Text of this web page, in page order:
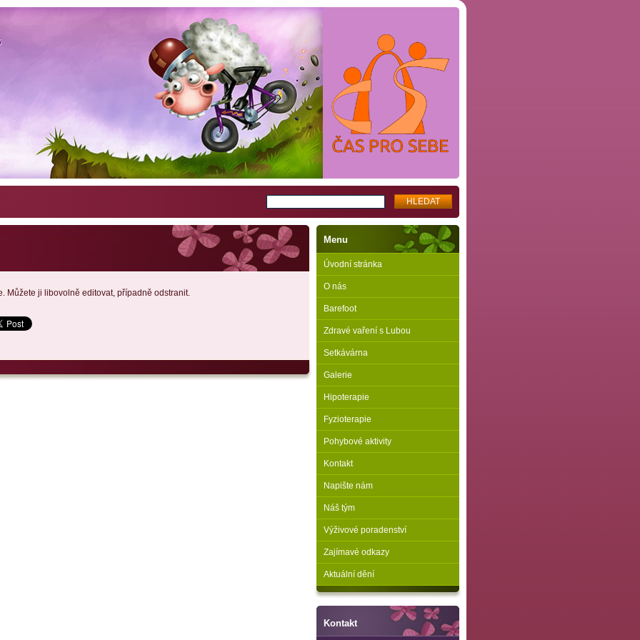
Můžete ji libovolně editovat, případně odstranit.
Menu
Úvodní stránka
O nás
Barefoot
Zdravé vaření s Lubou
Setkávárna
Galerie
Hipoterapie
Fyzioterapie
Pohybové aktivity
Kontakt
Napište nám
Náš tým
Výživové poradenství
Zajímavé odkazy
Aktuální dění
Kontakt